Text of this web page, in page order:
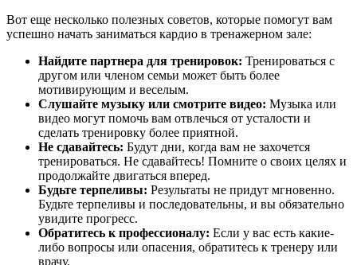
Вот еще несколько полезных советов, которые помогут вам
успешно начать заниматься кардио в тренажерном зале:
Найдите партнера для тренировок: Тренироваться с
другом или членом семьи может быть более
мотивирующим и веселым.
Слушайте музыку или смотрите видео: Музыка или
видео могут помочь вам отвлечься от усталости и
сделать тренировку более приятной.
Не сдавайтесь: Будут дни, когда вам не захочется
тренироваться. Не сдавайтесь! Помните о своих целях и
продолжайте двигаться вперед.
Будьте терпеливы: Результаты не придут мгновенно.
Будьте терпеливы и последовательны, и вы обязательно
увидите прогресс.
Обратитесь к профессионалу: Если у вас есть какие-
либо вопросы или опасения, обратитесь к тренеру или
врачу.